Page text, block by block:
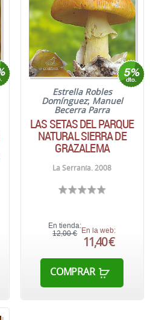
Estrella Robles
Domínguez; Manuel
Becerra Parra
LAS SETAS DEL PARQUE
NATURAL SIERRA DE
GRAZALEMA
La Serranía. 2008
En tienda:
12,00 € En la web:
11,40 €
COMPRAR